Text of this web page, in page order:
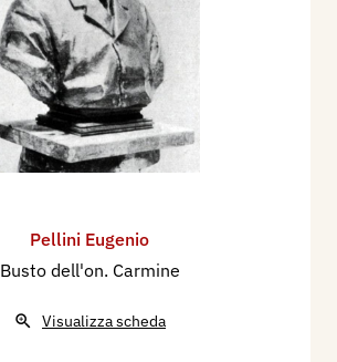
Pellini Eugenio
Busto dell'on. Carmine
Visualizza scheda